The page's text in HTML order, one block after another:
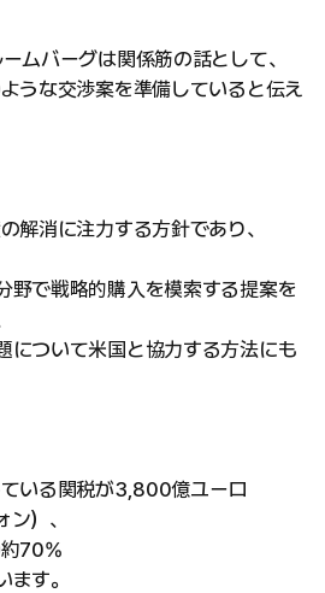
ムバーグは関係筋の話として、
うな交渉案を準備していると伝え
解消に注力する方針であり、
野で戦略的購入を模索する提案を
について米国と協力する方法にも
いる関税が3,800億ユーロ
）、
70%
ます。